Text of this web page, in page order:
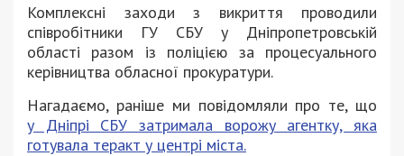
Комплексні заходи з викриття проводили
співробітники ГУ СБУ у Дніпропетровській
області разом із поліцією за процесуального
керівництва обласної прокуратури.
Нагадаємо, раніше ми повідомляли про те, що
у Дніпрі СБУ затримала ворожу агентку, яка
готувала теракт у центрі міста.